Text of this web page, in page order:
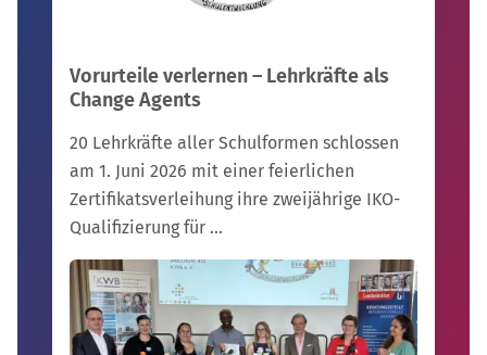
Vorurteile verlernen – Lehrkräfte als
Change Agents
20 Lehrkräfte aller Schulformen schlossen
am 1. Juni 2026 mit einer feierlichen
Zertifikatsverleihung ihre zweijährige IKO-
Qualifizierung für …